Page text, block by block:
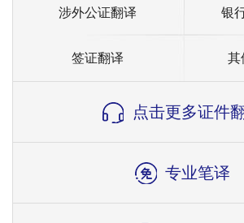
涉外公证翻译 银
签证翻译 其
点击更多证件
专业笔译